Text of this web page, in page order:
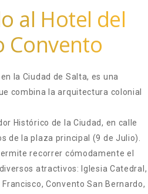
al Hotel del
Convento
la Ciudad de Salta, es una
combina la arquitectura colonial
Histórico de la Ciudad, en calle
de la plaza principal (9 de Julio).
recorrer cómodamente el
atractivos: Iglesia Catedral,
Convento San Bernardo,